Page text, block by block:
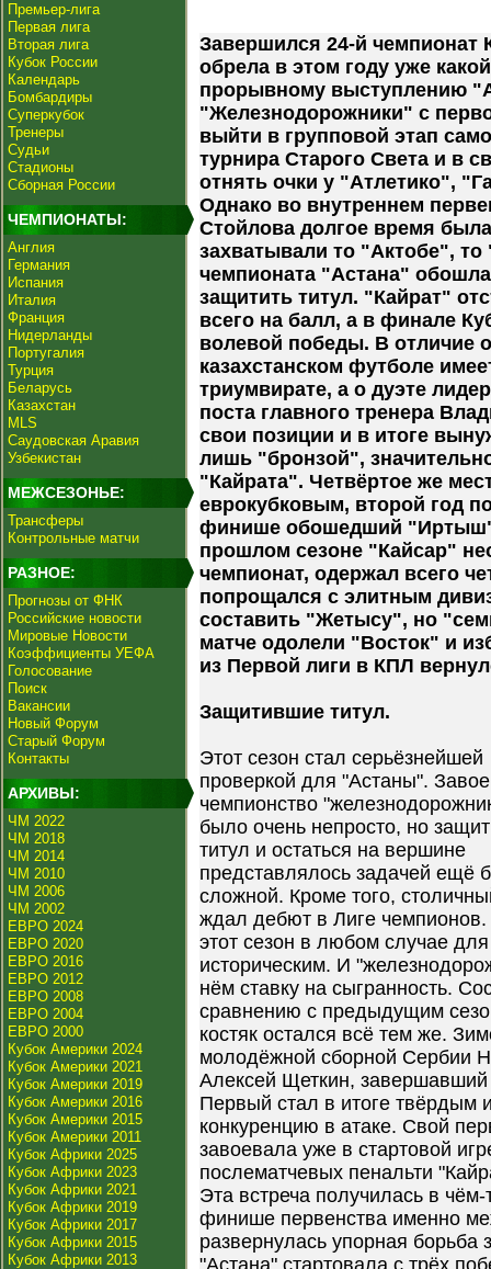
Премьер-лига
Первая лига
Вторая лига
Кубок России
Календарь
Бомбардиры
Суперкубок
Тренеры
Судьи
Стадионы
Сборная России
ЧЕМПИОНАТЫ:
Англия
Германия
Испания
Италия
Франция
Нидерланды
Португалия
Турция
Беларусь
Казахстан
MLS
Саудовская Аравия
Узбекистан
МЕЖСЕЗОНЬЕ:
Трансферы
Контрольные матчи
РАЗНОЕ:
Прогнозы от ФНК
Российские новости
Мировые Новости
Коэффициенты УЕФА
Голосование
Поиск
Вакансии
Новый Форум
Старый Форум
Контакты
АРХИВЫ:
ЧМ 2022
ЧМ 2018
ЧМ 2014
ЧМ 2010
ЧМ 2006
ЧМ 2002
ЕВРО 2024
ЕВРО 2020
ЕВРО 2016
ЕВРО 2012
ЕВРО 2008
ЕВРО 2004
ЕВРО 2000
Кубок Америки 2024
Кубок Америки 2021
Кубок Америки 2019
Кубок Америки 2016
Кубок Америки 2015
Кубок Америки 2011
Кубок Африки 2025
Кубок Африки 2023
Кубок Африки 2021
Кубок Африки 2019
Кубок Африки 2017
Кубок Африки 2015
Кубок Африки 2013
Завершился 24-й чемпионат
обрела в этом году уже
прорывному выступлению
"Железнодорожники" с
выйти в групповой этап
турнира Старого Света и в
отнять очки у "Атлетико",
Однако во внутреннем
Стойлова долгое время
захватывали то "Актобе",
чемпионата "Астана"
защитить титул. "Кайрат"
всего на балл, а в финале
волевой победы. В отличие
казахстанском футболе
триумвирате, а о дуэте
поста главного тренера
свои позиции и в итоге
лишь "бронзой",
"Кайрата". Четвёртое же
еврокубковым, второй год
финише обошедший
прошлом сезоне "Кайсар"
чемпионат, одержал всего
попрощался с элитным
составить "Жетысу", но
матче одолели "Восток" и
из Первой лиги в КПЛ
Защитившие титул.
Этот сезон стал серьёзнейшей
проверкой для "Астаны".
чемпионство
было очень непросто, но
титул и остаться на вершине
представлялось задачей ещё
сложной. Кроме того,
ждал дебют в Лиге чемпионов.
этот сезон в любом случае
историческим. И
нём ставку на сыгранность.
сравнению с предыдущим
костяк остался всё тем же.
молодёжной сборной Сербии
Алексей Щеткин,
Первый стал в итоге твёрдым
конкуренцию в атаке. Свой
завоевала уже в стартовой
послематчевых пенальти
Эта встреча получилась в
финише первенства именно
развернулась упорная борьба
"Астана" стартовала с трёх